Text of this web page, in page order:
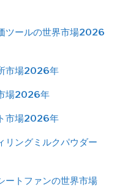
ツールの世界市場2026
市場2026年
場2026年
市場2026年
リングミルクパウダー
ートファンの世界市場